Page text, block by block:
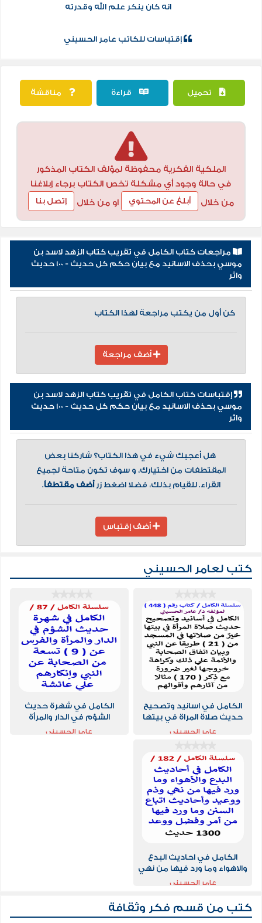
انه كان ينكر علم الله وقدرته
إقتباسات للكاتب عامر الحسيني
تحميل قراءة مناقشة
الملكية الفكرية محفوظة لمؤلف الكتاب المذكور
في حالة وجود أي مشكلة تخص الكتاب برجاء إبلاغنا
من خلال
أبلغ عن المحتوي او من خلال إتصل بنا
مراجعات كتاب الكامل في تقريب كتاب الزهد لاسد بن
موسي بحذف الاسانيد مع بيان حكم كل حديث - 100 حديث
واثر
كن أول من يكتب مراجعة لهذا الكتاب
أضف مراجعة
إقتباسات كتاب الكامل في تقريب كتاب الزهد لاسد بن
موسي بحذف الاسانيد مع بيان حكم كل حديث - 100 حديث
واثر
هل أعجبك شيء في هذا الكتاب؟ شاركنا بعض
المقتطفات من اختيارك، و سوف تكون متاحة لجميع
القراء. للقيام بذلك، فضلا اضغط زرأضف مقتطفاً.
أضف إقتباس
كتب لعامر الحسيني
الكامل في اسانيد وتصحيح
حديث صلاة المراة في بيتها
خير من صلاتها في المسجد
من 21 طريقا
عامر الحسيني
الكامل في شهرة حديث
الشؤم في الدار والمرأة
والفرس
عامر الحسيني
الكامل في احاديث البدع
والاهواء وما ورد فيها من نهي
وذم ووعيد / 1300 حديث
عامر الحسيني
كتب من قسم فكر وثقافة